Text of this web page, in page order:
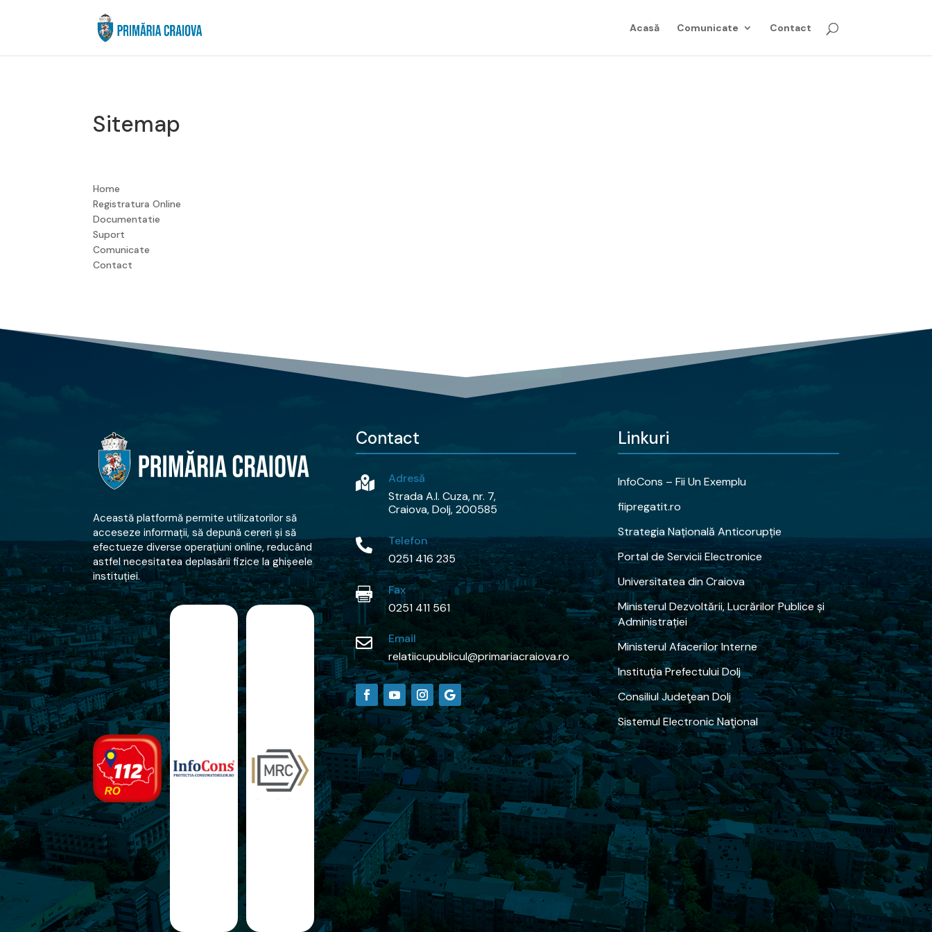
Acasă Comunicate Contact
Sitemap
Home
Registratura Online
Documentatie
Suport
Comunicate
Contact
Această platformă permite utilizatorilor să
acceseze informații, să depună cereri și să
efectueze diverse operațiuni online, reducând
astfel necesitatea deplasării fizice la ghișeele
instituției.
Contact

Adresă
Strada A.I. Cuza, nr. 7,
Craiova, Dolj, 200585

Telefon
0251 416 235

Fax
0251 411 561

Email
relatiicupublicul@primariacraiova.ro
Linkuri
InfoCons – Fii Un Exemplu
fiipregatit.ro
Strategia Națională Anticorupție
Portal de Servicii Electronice
Universitatea din Craiova
Ministerul Dezvoltării, Lucrărilor Publice și
Administrației
Ministerul Afacerilor Interne
Instituţia Prefectului Dolj
Consiliul Judeţean Dolj
Sistemul Electronic Naţional